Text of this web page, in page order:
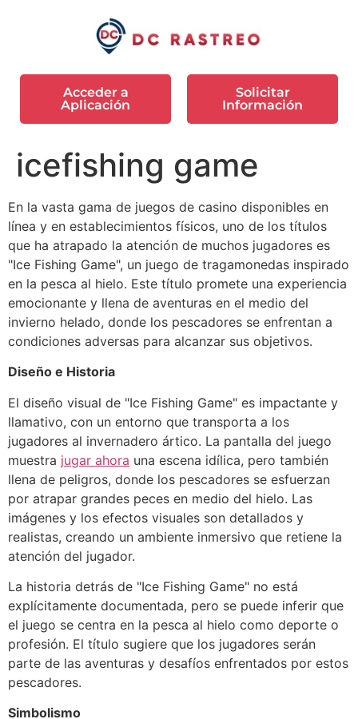
Acceder a
Aplicación
Solicitar
Información
icefishing game
En la vasta gama de juegos de casino disponibles en
línea y en establecimientos físicos, uno de los títulos
que ha atrapado la atención de muchos jugadores es
"Ice Fishing Game", un juego de tragamonedas inspirado
en la pesca al hielo. Este título promete una experiencia
emocionante y llena de aventuras en el medio del
invierno helado, donde los pescadores se enfrentan a
condiciones adversas para alcanzar sus objetivos.
Diseño e Historia
El diseño visual de "Ice Fishing Game" es impactante y
llamativo, con un entorno que transporta a los
jugadores al invernadero ártico. La pantalla del juego
muestra jugar ahora una escena idílica, pero también
llena de peligros, donde los pescadores se esfuerzan
por atrapar grandes peces en medio del hielo. Las
imágenes y los efectos visuales son detallados y
realistas, creando un ambiente inmersivo que retiene la
atención del jugador.
La historia detrás de "Ice Fishing Game" no está
explícitamente documentada, pero se puede inferir que
el juego se centra en la pesca al hielo como deporte o
profesión. El título sugiere que los jugadores serán
parte de las aventuras y desafíos enfrentados por estos
pescadores.
Simbolismo